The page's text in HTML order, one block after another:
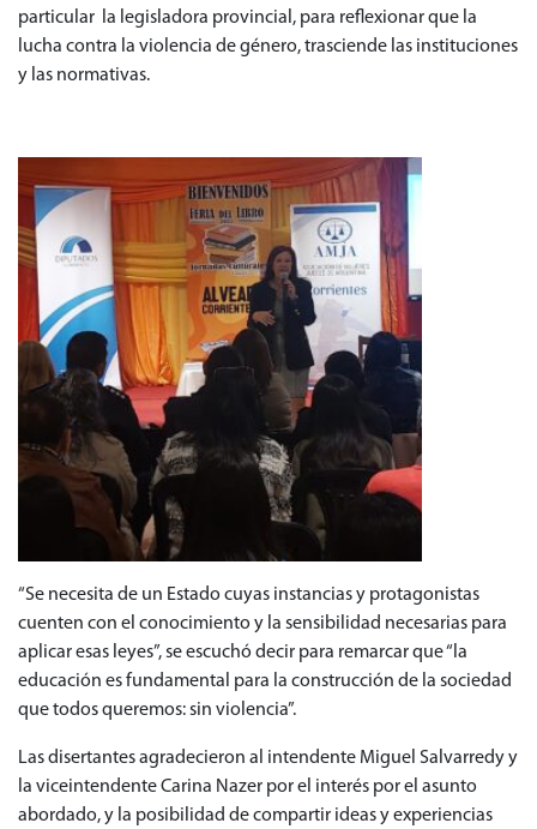
particular la legisladora provincial, para reflexionar que la
lucha contra la violencia de género, trasciende las instituciones
y las normativas.
“Se necesita de un Estado cuyas instancias y protagonistas
cuenten con el conocimiento y la sensibilidad necesarias para
aplicar esas leyes”, se escuchó decir para remarcar que “la
educación es fundamental para la construcción de la sociedad
que todos queremos: sin violencia”.
Las disertantes agradecieron al intendente Miguel Salvarredy y
la viceintendente Carina Nazer por el interés por el asunto
abordado, y la posibilidad de compartir ideas y experiencias